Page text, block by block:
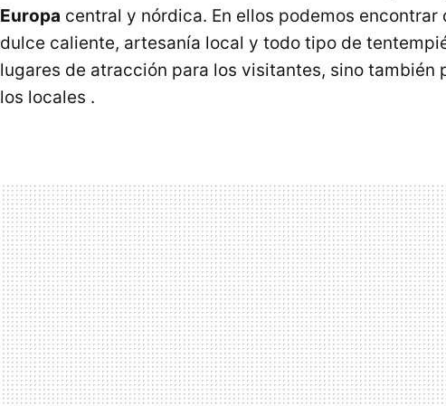
Europa central y nórdica. En ellos podemos
dulce caliente, artesanía local y todo tipo de
lugares de atracción para los visitantes, sino también
los locales .